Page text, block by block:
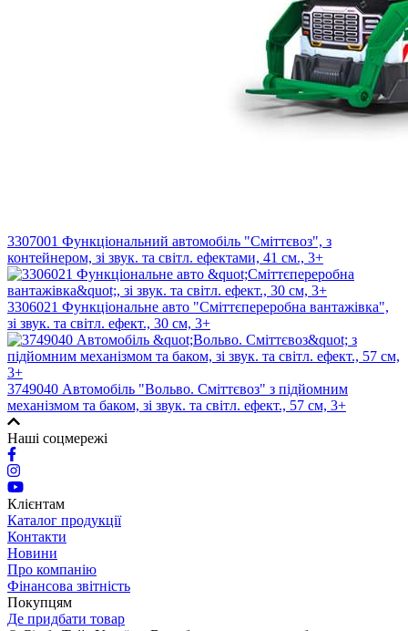
3307001 Функціональний автомобіль "Сміттєвоз", з
контейнером, зі звук. та світл. ефектами, 41 см., 3+
3306021 Функціональне авто "Сміттєпереробна вантажівка",
зі звук. та світл. ефект., 30 см, 3+
3749040 Автомобіль "Вольво. Сміттєвоз" з підйомним
механізмом та баком, зі звук. та світл. ефект., 57 см, 3+
Наші соцмережі
Клієнтам
Каталог продукції
Контакти
Новини
Про компанію
Фінансова звітність
Покупцям
Де придбати товар